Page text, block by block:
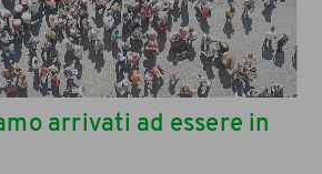
arrivati ad essere in